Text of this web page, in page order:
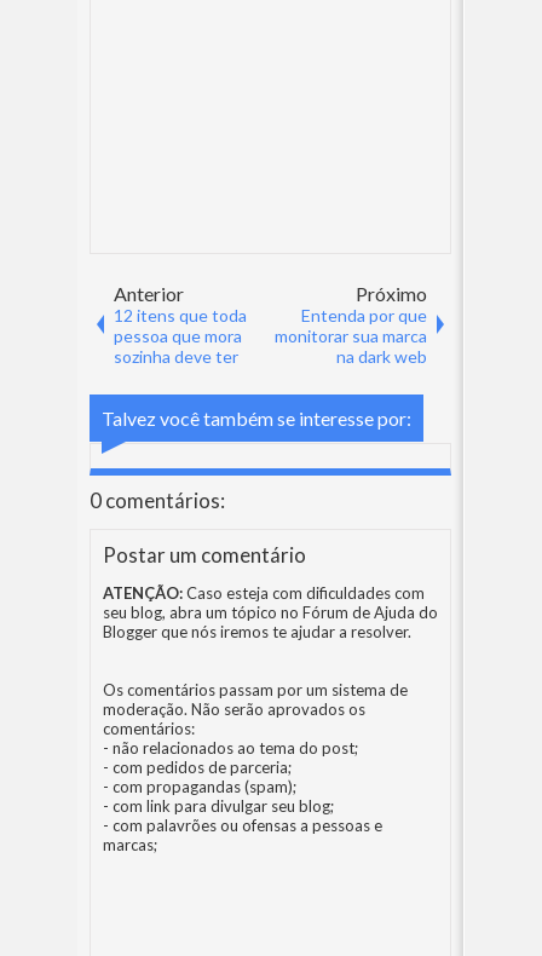
Anterior
12 itens que toda
pessoa que mora
sozinha deve ter
Próximo
Entenda por que
monitorar sua marca
na dark web
Talvez você também se interesse por:
0 comentários:
Postar um comentário
ATENÇÃO:Caso esteja com dificuldades com
seu blog, abra um tópico no Fórum de Ajuda do
Bloggerque nós iremos te ajudar a resolver.
Os comentários passam por um sistema de
moderação. Não serão aprovados os
comentários:
- não relacionados ao tema do post;
- com pedidos de parceria;
- com propagandas (spam);
- com link para divulgar seu blog;
- com palavrões ou ofensas a pessoas e
marcas;